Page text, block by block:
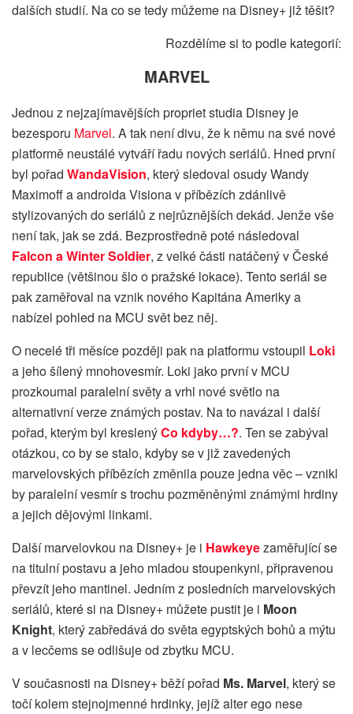
dalších studií. Na co se tedy můžeme na Disney+ již těšit?
Rozdělíme si to podle kategorií:
MARVEL
Jednou z nejzajímavějších propriet studia Disney je
bezesporu Marvel. A tak není divu, že k němu na své nové
platformě neustálé vytváří řadu nových seriálů. Hned první
byl pořad WandaVision, který sledoval osudy Wandy
Maximoff a androida Visiona v příbězích zdánlivě
stylizovaných do seriálů z nejrůznějších dekád. Jenže vše
není tak, jak se zdá. Bezprostředně poté následoval
Falcon a Winter Soldier, z velké části natáčený v České
republice (většinou šlo o pražské lokace). Tento seriál se
pak zaměřoval na vznik nového Kapitána Ameriky a
nabízel pohled na MCU svět bez něj.
O necelé tři měsíce později pak na platformu vstoupil Loki
a jeho šílený mnohovesmír. Loki jako první v MCU
prozkoumal paralelní světy a vrhl nové světlo na
alternativní verze známých postav. Na to navázal i další
pořad, kterým byl kreslenýCo kdyby…?. Ten se zabýval
otázkou, co by se stalo, kdyby se v již zavedených
marvelovských příbězích změnila pouze jedna věc – vznikl
by paralelní vesmír s trochu pozměněnými známými hrdiny
a jejich dějovými linkami.
Další marvelovkou na Disney+ je i Hawkeyezaměřující se
na titulní postavu a jeho mladou stoupenkyni, připravenou
převzít jeho mantinel. Jedním z posledních marvelovských
seriálů, které si na Disney+ můžete pustit je i Moon
Knight, který zabředává do světa egyptských bohů a mýtu
a v lecčems se odlišuje od zbytku MCU.
V současnosti na Disney+ běží pořad Ms. Marvel, který se
točí kolem stejnojmenné hrdinky, jejíž alter ego nese